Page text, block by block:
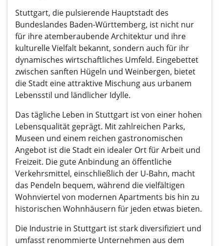
Stuttgart, die pulsierende Hauptstadt des
Bundeslandes Baden-Württemberg, ist nicht nur
für ihre atemberaubende Architektur und ihre
kulturelle Vielfalt bekannt, sondern auch für ihr
dynamisches wirtschaftliches Umfeld. Eingebettet
zwischen sanften Hügeln und Weinbergen, bietet
die Stadt eine attraktive Mischung aus urbanem
Lebensstil und ländlicher Idylle.
Das tägliche Leben in Stuttgart ist von einer hohen
Lebensqualität geprägt. Mit zahlreichen Parks,
Museen und einem reichen gastronomischen
Angebot ist die Stadt ein idealer Ort für Arbeit und
Freizeit. Die gute Anbindung an öffentliche
Verkehrsmittel, einschließlich der U-Bahn, macht
das Pendeln bequem, während die vielfältigen
Wohnviertel von modernen Apartments bis hin zu
historischen Wohnhäusern für jeden etwas bieten.
Die Industrie in Stuttgart ist stark diversifiziert und
umfasst renommierte Unternehmen aus dem